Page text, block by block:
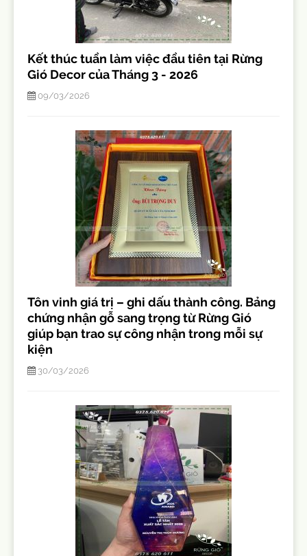
Kết thúc tuần làm việc đầu tiên tại Rừng
Gió Decor của Tháng 3 - 2026
09/03/2026
Tôn vinh giá trị – ghi dấu thành công. Bảng
chứng nhận gỗ sang trọng từ Rừng Gió
giúp bạn trao sự công nhận trong mỗi sự
kiện
30/03/2026